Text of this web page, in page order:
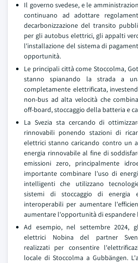
Il governo svedese, e le
continuano ad adottare
decarbonizzazione del transito
per gli autobus elettrici, gli appalti
l'installazione del sistema di
opportunità.
Le principali città come Stoccolma,
stanno spianando la strada a
completamente elettrificata,
non-bus ad alta velocità che
off-board, stoccaggio della batteria e
La Svezia sta cercando di
rinnovabili ponendo stazioni di
elettrici stanno caricando contro un
energia rinnovabile al fine di
emissioni zero, principalmente
importante combinare l'uso di
intelligenti che utilizzano
sistemi di stoccaggio di energia
interoperabili per aumentare
aumentare l'opportunità di espandere
Ad esempio, nel settembre 2024,
elettrici Nobina del partner
realizzati per consentire
locale di Stoccolma a Gubbängen.